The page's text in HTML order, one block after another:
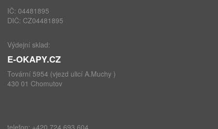
IČ: 04481895
DIČ: CZ04481895
Výdejní sklad:
E-OKAPY.CZ
Tovární 5954 (vjezd ulicí A.Muchy )
430 01 Chomutov
telefon: +420 724 693 604